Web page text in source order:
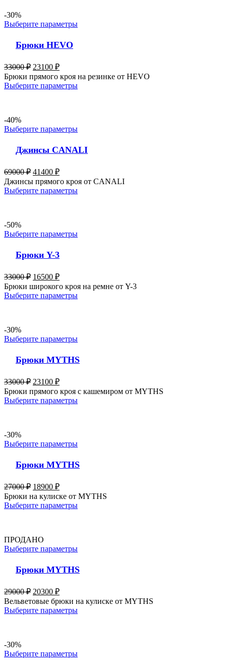
-30%
Выберите параметры
Брюки HEVO
33000₽ 23100 ₽
Брюки прямого кроя на резинке от HEVO
Выберите параметры
-40%
Выберите параметры
Джинсы CANALI
69000₽ 41400 ₽
Джинсы прямого кроя от CANALI
Выберите параметры
-50%
Выберите параметры
Брюки Y-3
33000₽ 16500 ₽
Брюки широкого кроя на ремне от Y-3
Выберите параметры
-30%
Выберите параметры
Брюки MYTHS
33000₽ 23100 ₽
Брюки прямого кроя с кашемиром от MYTHS
Выберите параметры
-30%
Выберите параметры
Брюки MYTHS
27000₽ 18900 ₽
Брюки на кулиске от MYTHS
Выберите параметры
ПРОДАНО
Выберите параметры
Брюки MYTHS
29000₽ 20300 ₽
Вельветовые брюки на кулиске от MYTHS
Выберите параметры
-30%
Выберите параметры